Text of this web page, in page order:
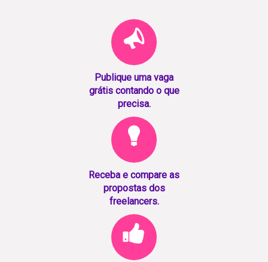
Publique uma vaga
grátis contando o que
precisa.
Receba e compare as
propostas dos
freelancers.